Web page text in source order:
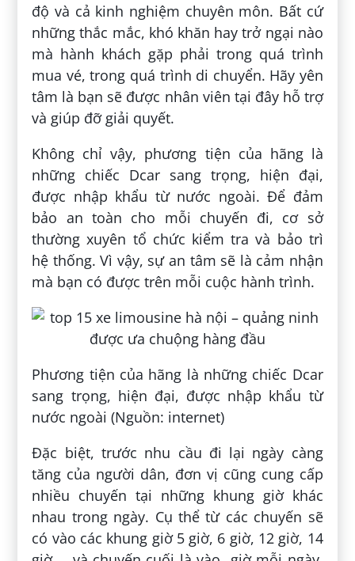
độ và cả kinh nghiệm chuyên môn. Bất cứ
những thắc mắc, khó khăn hay trở ngại nào
mà hành khách gặp phải trong quá trình
mua vé, trong quá trình di chuyển. Hãy yên
tâm là bạn sẽ được nhân viên tại đây hỗ trợ
và giúp đỡ giải quyết.
Không chỉ vậy, phương tiện của hãng là
những chiếc Dcar sang trọng, hiện đại,
được nhập khẩu từ nước ngoài. Để đảm
bảo an toàn cho mỗi chuyến đi, cơ sở
thường xuyên tổ chức kiểm tra và bảo trì
hệ thống. Vì vậy, sự an tâm sẽ là cảm nhận
mà bạn có được trên mỗi cuộc hành trình.
Phương tiện của hãng là những chiếc Dcar
sang trọng, hiện đại, được nhập khẩu từ
nước ngoài (Nguồn: internet)
Đặc biệt, trước nhu cầu đi lại ngày càng
tăng của người dân, đơn vị cũng cung cấp
nhiều chuyến tại những khung giờ khác
nhau trong ngày. Cụ thể từ các chuyến sẽ
có vào các khung giờ 5 giờ, 6 giờ, 12 giờ, 14